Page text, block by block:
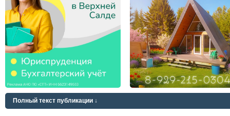
Полный текст публикации ↓